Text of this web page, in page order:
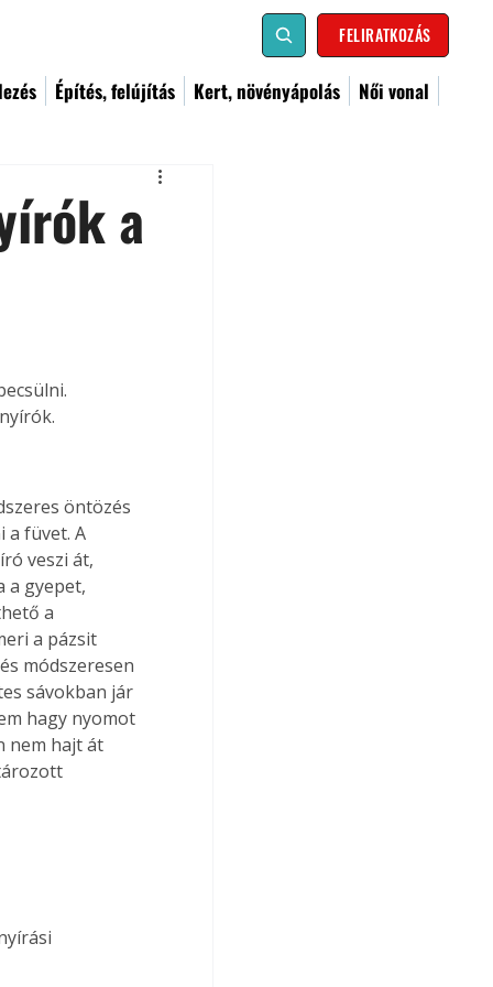
FELIRATKOZÁS
Építés, felújítás Kert, növényápolás Női vonal
a
öntözés
a füvet. A
veszi át,
a gyepet,
a
a pázsit
módszeresen
sávokban jár
hagy nyomot
nem hajt át